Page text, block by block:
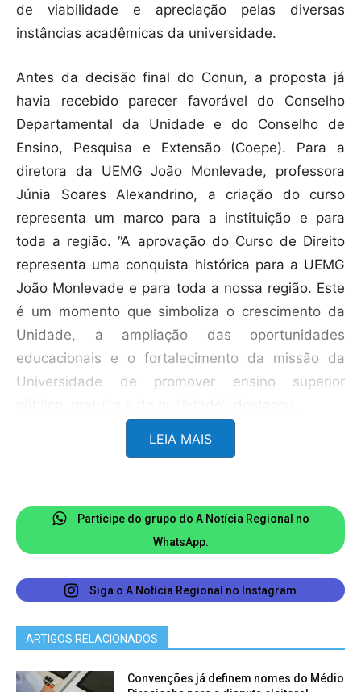
de viabilidade e apreciação pelas diversas
instâncias acadêmicas da universidade.
Antes da decisão final do Conun, a proposta já
havia recebido parecer favorável do Conselho
Departamental da Unidade e do Conselho de
Ensino, Pesquisa e Extensão (Coepe). Para a
diretora da UEMG João Monlevade, professora
Júnia Soares Alexandrino, a criação do curso
representa um marco para a instituição e para
toda a região. “A aprovação do Curso de Direito
representa uma conquista histórica para a UEMG
João Monlevade e para toda a nossa região. Este
é um momento que simboliza o crescimento da
Unidade, a ampliação das oportunidades
educacionais e o fortalecimento da missão da
Universidade de promover ensino superior
formada pelos professores Diogo Luna, Tadeu
Henrique, Ariete Pontes e Jussara Cotta, criada
pela direção da Unidade Acadêmica. Segundo o
professor Diogo Luna, delegado regional de
Polícia Civil em Itabira, o novo curso foi
estruturado a partir das necessidades
identificadas em João Monlevade e nos
municípios vizinhos. “O curso de Direito foi
LEIA MAIS
Participe do grupo do A Notícia Regional no
WhatsApp.
Siga o A Notícia Regional no Instagram
ARTIGOS RELACIONADOS
Convenções já definem nomes do Médio